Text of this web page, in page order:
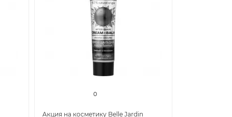
0
Акция на косметику Belle Jardin